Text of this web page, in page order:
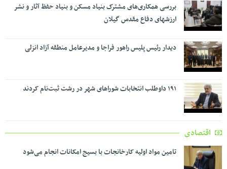
بررسی همکاری‌های مشترک بنیاد مسکن و بنیاد حفظ آثار و نشر
ارزشهای دفاع مقدس گیلان
دیدار رئیس پلیس راهور فراجا و مدیرعامل منطقه آزاد انزلی
۱۹۱ داوطلب انتخابات شوراهای شهر در رشت ثبت‌نام کردند
اقتصادی
تامین مواد اولیه کارخانجات با بسیج امکانات انجام می‌شود